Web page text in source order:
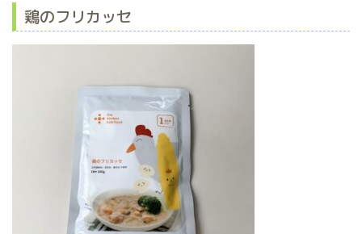
鶏のフリカッセ